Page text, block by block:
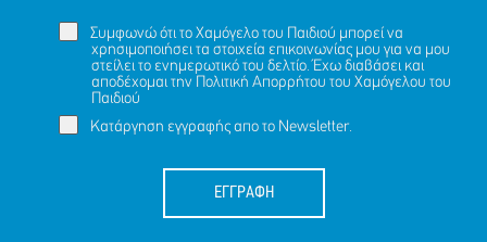
Συμφωνώ ότι το Χαμόγελο του Παιδιού μπορεί να
χρησιμοποιήσει τα στοιχεία επικοινωνίας μου για να μου
στείλει το ενημερωτικό του δελτίο. Έχω διαβάσει και
αποδέχομαι την Πολιτική Απορρήτου του Χαμόγελου του
Παιδιού
Κατάργηση εγγραφής απο το Newsletter.
ΕΓΓΡΑΦΗ